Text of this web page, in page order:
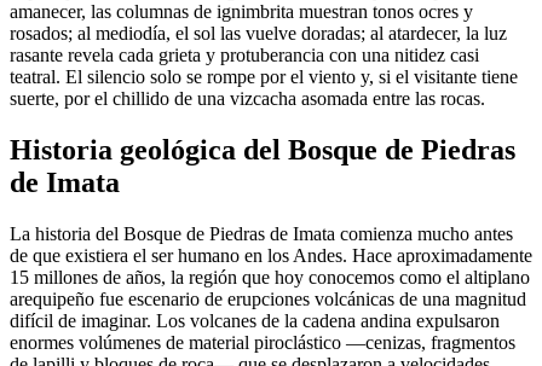
amanecer, las columnas de ignimbrita muestran tonos ocres y
rosados; al mediodía, el sol las vuelve doradas; al atardecer, la luz
rasante revela cada grieta y protuberancia con una nitidez casi
teatral. El silencio solo se rompe por el viento y, si el visitante tiene
suerte, por el chillido de una vizcacha asomada entre las rocas.
Historia geológica del Bosque de Piedras
de Imata
La historia del Bosque de Piedras de Imata comienza mucho antes
de que existiera el ser humano en los Andes. Hace aproximadamente
15 millones de años, la región que hoy conocemos como el altiplano
arequipeño fue escenario de erupciones volcánicas de una magnitud
difícil de imaginar. Los volcanes de la cadena andina expulsaron
enormes volúmenes de material piroclástico —cenizas, fragmentos